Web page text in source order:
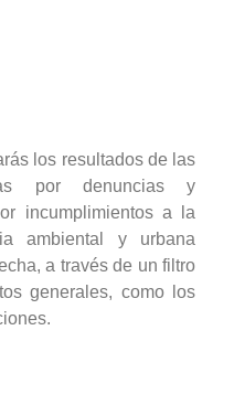
los resultados de las
por denuncias y
incumplimientos a la
ambiental y urbana
a través de un filtro
generales, como los